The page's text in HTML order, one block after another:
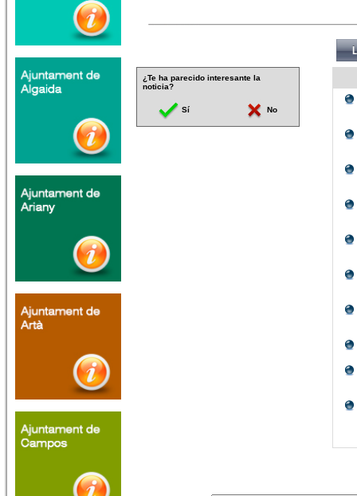
¿Te ha parecido interesante la
noticia?
Sí No